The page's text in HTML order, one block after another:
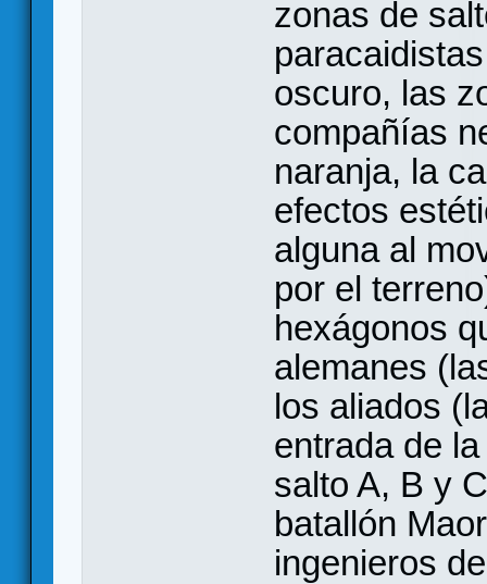
zonas de
oscuro, las
compañías
naranja, la
efectos
alguna al
por el
hexágonos
alemanes
los aliados
entrada de
salto A, B y
batallón
ingenieros